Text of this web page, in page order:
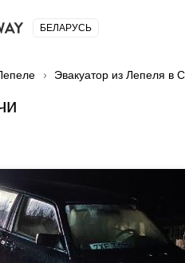
БЕЛАРУСЬ
Эвакуатор из Лепеля в